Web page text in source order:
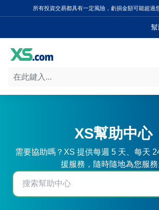
所有投資交易都具有一定風險，虧損金額可能超過
XS幫助中心
需要協助嗎？XS 提供每週 5 天、每天
援服務，隨時隨地為您服務